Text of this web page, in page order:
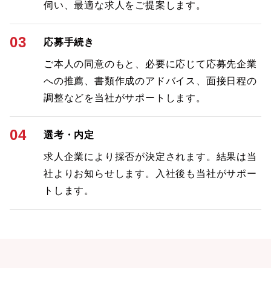
伺い、最適な求人をご提案します。
03 応募手続き
ご本人の同意のもと、必要に応じて応募先企業
への推薦、書類作成のアドバイス、面接日程の
調整などを当社がサポートします。
04 選考・内定
求人企業により採否が決定されます。結果は当
社よりお知らせします。入社後も当社がサポー
トします。